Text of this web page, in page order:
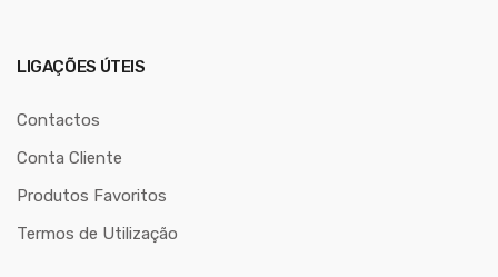
r
ç
o
e
e
LIGAÇÕES ÚTEIS
Contactos
Conta Cliente
Produtos Favoritos
Termos de Utilização